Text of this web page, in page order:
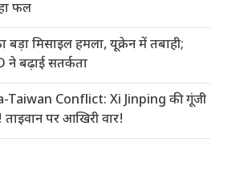
फल
मिसाइल हमला, यूक्रेन में तबाही;
ने बढ़ाई सतर्कता
Taiwan Conflict: Xi Jinping की गूंजी
पर आखिरी वार!